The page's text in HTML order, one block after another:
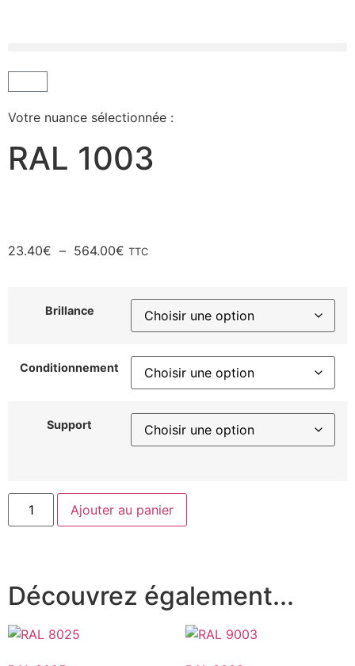
Votre nuance sélectionnée :
RAL 1003
23.40€ – 564.00€ TTC
Brillance
Conditionnement
Support
Ajouter au panier
Découvrez également...